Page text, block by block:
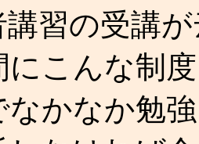
習の受講
にこんな制
なかなか勉